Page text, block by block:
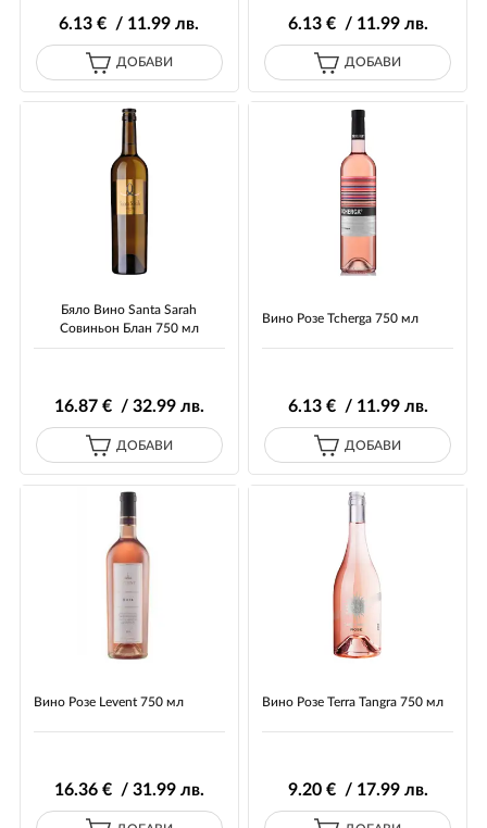
6.13 € / 11.99 лв.
ДОБАВИ
6.13€ / 11.99лв.
ДОБАВИ
Бяло Вино Santa Sarah
Совиньон Блан 750 мл
16.87€ / 32.99лв.
ДОБАВИ
Вино Розе Tcherga 750 мл
6.13€ / 11.99лв.
ДОБАВИ
Вино Розе Levent 750 мл
16.36€ / 31.99лв.
Вино Розе Terra Tangra 750 мл
9.20€ / 17.99лв.